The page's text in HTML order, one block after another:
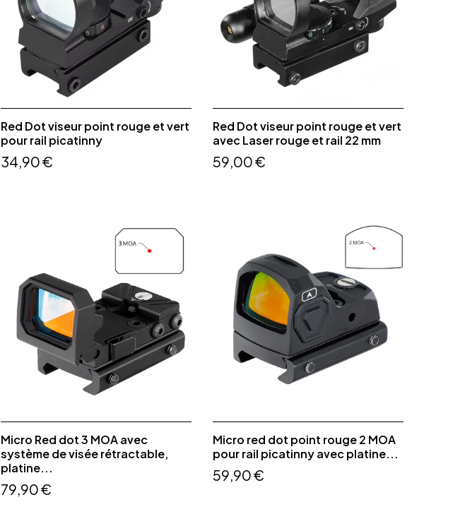
Red Dot viseur point rouge et vert
pour rail picatinny
34,90 €
Red Dot viseur point rouge et vert
avec Laser rouge et rail 22 mm
59,00 €
Micro Red dot 3 MOA avec
système de visée rétractable,
platine...
79,90 €
Micro red dot point rouge 2 MOA
pour rail picatinny avec platine...
59,90 €